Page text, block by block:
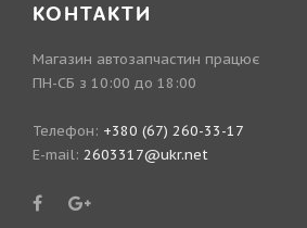
КОНТАКТИ
Магазин автозапчастин працює
ПН-СБ з 10:00 до 18:00
Телефон: +380 (67) 260-33-17
E-mail: 2603317@ukr.net